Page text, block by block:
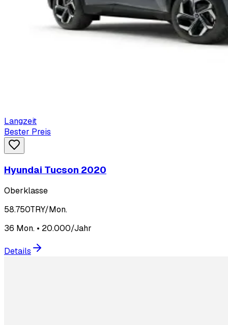
Langzeit
Bester Preis
Hyundai Tucson 2020
Oberklasse
58.750TRY/Mon.
36 Mon. • 20.000/Jahr
Details